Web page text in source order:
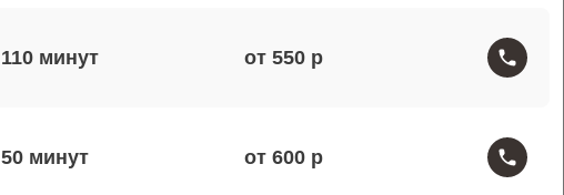
110 от 550
50 от 600